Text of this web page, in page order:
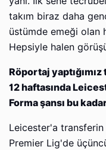
takım biraz daha
üstümde emeği olan
Hepsiyle halen
Röportaj
12 haftasında
Forma şansı bu
Leicester'a transferin
Premier Lig'de